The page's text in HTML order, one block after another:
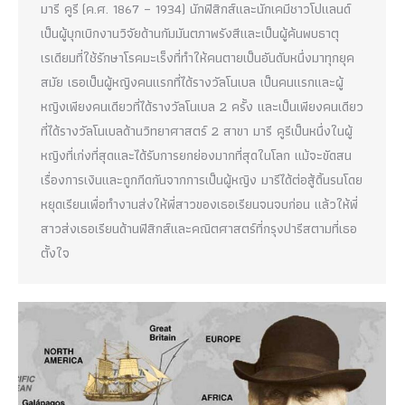
มารี คูรี (ค.ศ. 1867 – 1934) นักฟิสิกส์และนักเคมีชาวโปแลนด์
เป็นผู้บุกเบิกงานวิจัยด้านกัมมันตภาพรังสีและเป็นผู้ค้นพบธาตุ
เรเดียมที่ใช้รักษาโรคมะเร็งที่ทำให้คนตายเป็นอันดับหนึ่งมาทุกยุค
สมัย เธอเป็นผู้หญิงคนแรกที่ได้รางวัลโนเบล เป็นคนแรกและผู้
หญิงเพียงคนเดียวที่ได้รางวัลโนเบล 2 ครั้ง และเป็นเพียงคนเดียว
ที่ได้รางวัลโนเบลด้านวิทยาศาสตร์ 2 สาขา มารี คูรีเป็นหนึ่งในผู้
หญิงที่เก่งที่สุดและได้รับการยกย่องมากที่สุดในโลก แม้จะขัดสน
เรื่องการเงินและถูกกีดกันจากการเป็นผู้หญิง มารีได้ต่อสู้ดิ้นรนโดย
หยุดเรียนเพื่อทำงานส่งให้พี่สาวของเธอเรียนจนจบก่อน แล้วให้พี่
สาวส่งเธอเรียนด้านฟิสิกส์และคณิตศาสตร์ที่กรุงปารีสตามที่เธอ
ตั้งใจ